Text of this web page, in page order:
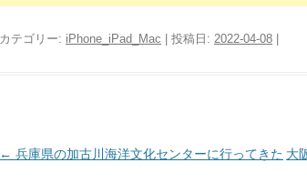
カテゴリー: iPhone_iPad_Mac | 投稿日: 2022-04-08
投
← 兵庫県の加古川海洋文化センターに行ってきた 大